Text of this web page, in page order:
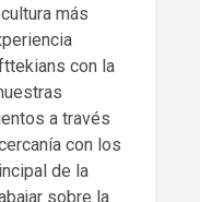
más
con la
a través
con los
de la
sobre la